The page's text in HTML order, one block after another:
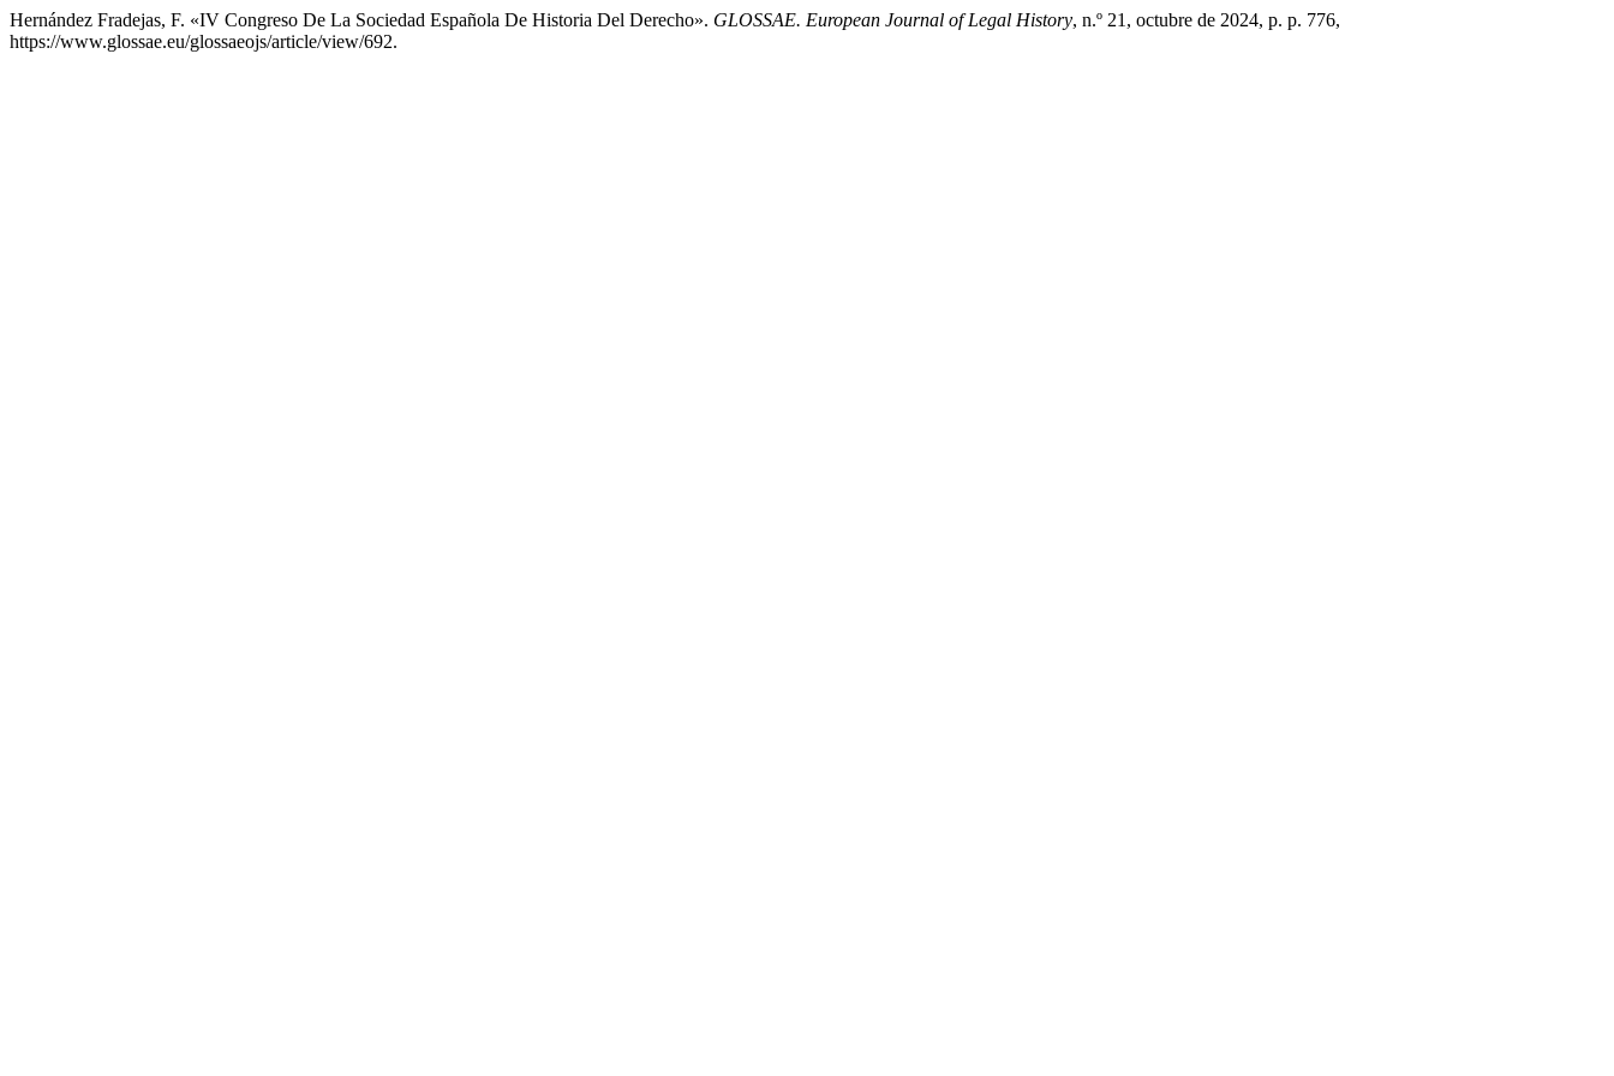
Hernández Fradejas, F. «IV Congreso De La Sociedad Española De Historia Del Derecho». GLOSSAE. European Journal of Legal History, n.º 21, octubre de 2024, p. p. 776,
https://www.glossae.eu/glossaeojs/article/view/692.